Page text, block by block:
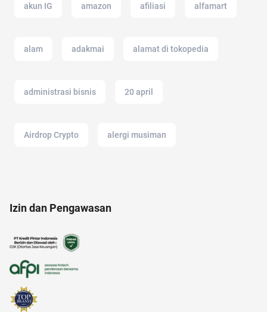
akun IG amazon afiliasi alfamart
alam adakmai alamat di tokopedia
administrasi bisnis 20 april
Airdrop Crypto alergi musiman
akuntansi
alasan saham CPO melejit
Izin dan Pengawasan